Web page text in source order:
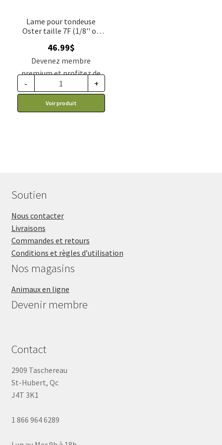
Lame pour tondeuse
Oster taille 7F (1/8'' ou
46.99$
Devenez membre
premium et profitez de
ce prix rabais : 38.77$ CA
- +
Voir produit
Soutien
Nous contacter
Livraisons
Commandes et retours
Conditions et règles d’utilisation
Nos magasins
Animaux en ligne
Devenir membre
Contact
2909 Taschereau
St-Hubert, Qc
J4T 3K1
1 866 964 6289